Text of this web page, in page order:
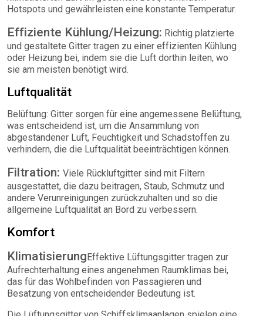
Hotspots und gewährleisten eine konstante Temperatur.
Effiziente Kühlung/Heizung: Richtig platzierte
und gestaltete Gitter tragen zu einer effizienten Kühlung
oder Heizung bei, indem sie die Luft dorthin leiten, wo
sie am meisten benötigt wird.
Luftqualität
Belüftung: Gitter sorgen für eine angemessene Belüftung,
was entscheidend ist, um die Ansammlung von
abgestandener Luft, Feuchtigkeit und Schadstoffen zu
verhindern, die die Luftqualität beeinträchtigen können.
Filtration: Viele Rückluftgitter sind mit Filtern
ausgestattet, die dazu beitragen, Staub, Schmutz und
andere Verunreinigungen zurückzuhalten und so die
allgemeine Luftqualität an Bord zu verbessern.
Komfort
Klimatisierung Effektive Lüftungsgitter tragen zur
Aufrechterhaltung eines angenehmen Raumklimas bei,
das für das Wohlbefinden von Passagieren und
Besatzung von entscheidender Bedeutung ist.